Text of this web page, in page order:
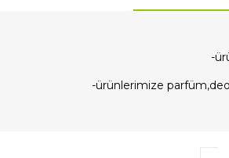
-
-ürünlerimize